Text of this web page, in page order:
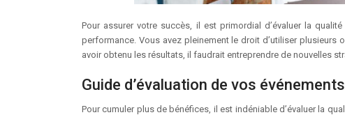
Pour assurer votre succès, il est primordial d’évaluer la qualité de vos événements. Vous devez opter pour l’utilisation des indicateurs de
performance. Vous avez pleinement le droit d’utiliser
avoir obtenu les résultats, il faudrait entreprendre de nouvelles
Guide d’évaluation de vos
Pour cumuler plus de bénéfices, il est indéniable d’évaluer la